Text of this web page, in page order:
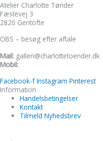
Atelier Charlotte Tønder
Fæstevej 3
2820 Gentofte
OBS – besøg efter aftale
Mail: galleri@charlottetoender.dk
Mobil:
Facebook-f Instagram Pinterest
Information
Handelsbetingelser
Kontakt
Tilmeld Nyhedsbrev